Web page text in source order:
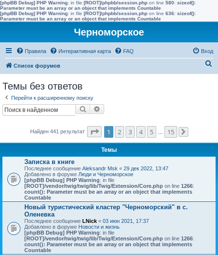
[phpBB Debug] PHP Warning: in file [ROOT]/phpbb/session.php on line 580: sizeof():
Parameter must be an array or an object that implements Countable
[phpBB Debug] PHP Warning: in file [ROOT]/phpbb/session.php on line 636: sizeof():
Parameter must be an array or an object that implements Countable
Черноморское
Правила Интерактивная карта FAQ Вход
Список форумов
Темы без ответов
Перейти к расширенному поиску
Поиск
Найден 441 результат Страница1 из
1 2 3 4 5 15
Темы
Записка в книге
Последнее сообщение Aleksandr Msk « 29 дек 2022, 13:47
Добавлено в форуме Люди и Черноморское
[phpBB Debug] PHP Warning: in file
[ROOT]/vendor/twig/twig/lib/Twig/Extension/Core.php on line 1266:
count(): Parameter must be an array or an object that implements
Countable
Новый туристический кластер "Черноморский" в с.
Оленевка
Последнее сообщение LNick « 03 июн 2021, 17:37
Добавлено в форуме Новости и жизнь
[phpBB Debug] PHP Warning: in file
[ROOT]/vendor/twig/twig/lib/Twig/Extension/Core.php on line 1266:
count(): Parameter must be an array or an object that implements
Countable